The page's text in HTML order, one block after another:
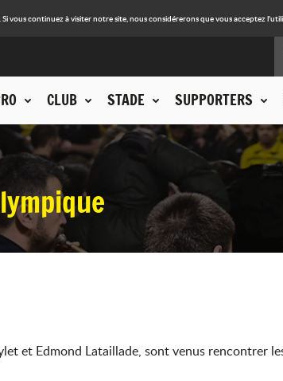
vous continuez à visiter notre site, nous considérerons que vous acceptez
CLUB STADE SUPPORTERS
et Edmond Lataillade, sont venus rencontrer